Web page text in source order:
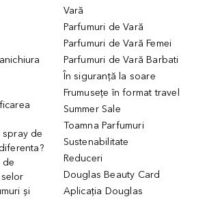
spray de
de
și
Vară
Parfumuri de Vară
Parfumuri de Vară Femei
Parfumuri de Vară Barbati
În siguranță la soare
Frumusețe în format travel
Summer Sale
Toamna Parfumuri
Sustenabilitate
Reduceri
Douglas Beauty Card
Aplicația Douglas